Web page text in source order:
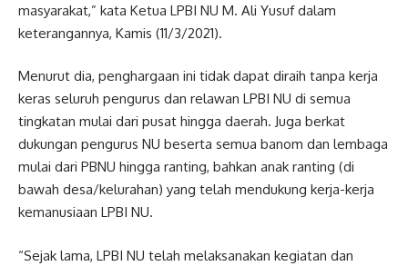
masyarakat,” kata Ketua LPBI NU M. Ali Yusuf dalam
keterangannya, Kamis (11/3/2021).
Menurut dia, penghargaan ini tidak dapat diraih tanpa kerja
keras seluruh pengurus dan relawan LPBI NU di semua
tingkatan mulai dari pusat hingga daerah. Juga berkat
dukungan pengurus NU beserta semua banom dan lembaga
mulai dari PBNU hingga ranting, bahkan anak ranting (di
bawah desa/kelurahan) yang telah mendukung kerja-kerja
kemanusiaan LPBI NU.
“Sejak lama, LPBI NU telah melaksanakan kegiatan dan